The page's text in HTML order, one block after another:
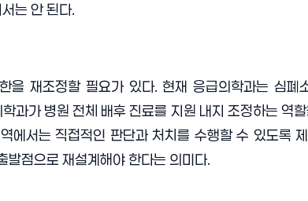
는 안 된다.
을 재조정할 필요가 있다. 현재 응급의학과는 심
과가 병원 전체 배후 진료를 지원 내지 조정하는 역
에서는 직접적인 판단과 처치를 수행할 수 있도록
발점으로 재설계해야 한다는 의미다.